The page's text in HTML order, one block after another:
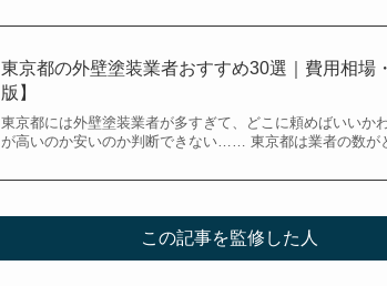
東京都の外壁塗装業者おすすめ30選｜費用相場
版】
東京都には外壁塗装業者が多すぎて、どこに頼めばいいか
が高いのか安いのか判断できない…… 東京都は業者の数が
この記事を監修した人